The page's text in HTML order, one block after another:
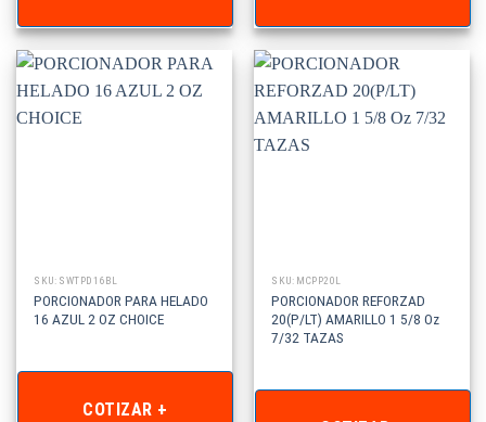
SKU: SWTPD16BL
PORCIONADOR PARA HELADO
16 AZUL 2 OZ CHOICE
COTIZAR +
SKU: MCPP20L
PORCIONADOR REFORZAD
20(P/LT) AMARILLO 1 5/8 Oz
7/32 TAZAS